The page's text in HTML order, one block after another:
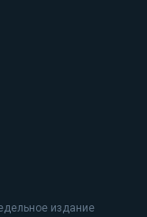
издание